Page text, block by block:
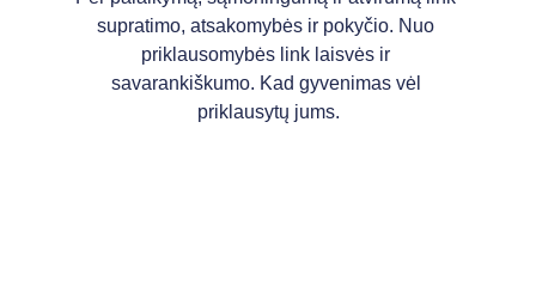
supratimo, atsakomybės ir pokyčio. Nuo
priklausomybės link laisvės ir
savarankiškumo. Kad gyvenimas vėl
priklausytų jums.